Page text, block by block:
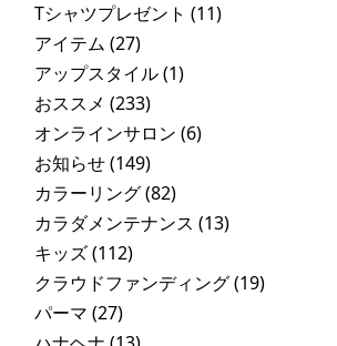
Tシャツプレゼント (11)
アイテム (27)
アップスタイル(1)
おススメ (233)
オンラインサロン (6)
お知らせ(149)
カラーリング(82)
カラダメンテナンス (13)
キッズ(112)
クラウドファンディング(19)
パーマ (27)